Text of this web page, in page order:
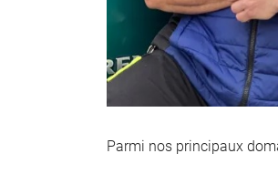
Parmi nos principaux